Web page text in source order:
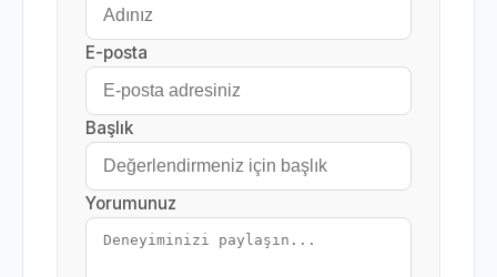
E-posta
Başlık
Yorumunuz